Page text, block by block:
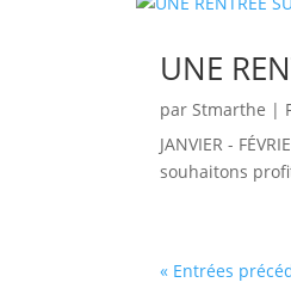
UNE
par Stmarthe |
JANVIER -
souhaitons
« Entrées